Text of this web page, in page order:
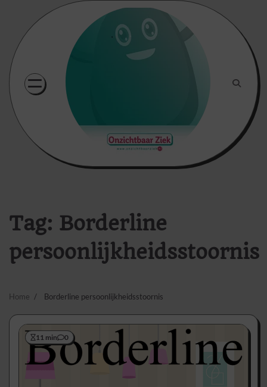
content
Tag: Borderline
persoonlijkheidsstoornis
Home Borderline persoonlijkheidsstoornis
11 min 0